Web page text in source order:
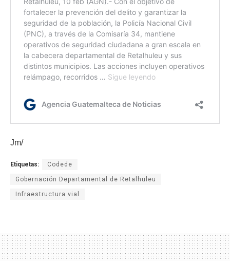
Jm/
Etiquetas: Codede
Gobernación Departamental de Retalhuleu
Infraestructura vial